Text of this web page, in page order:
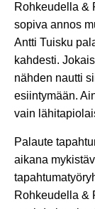
Rohkeudella &
sopiva annos
Antti Tuisku
kahdesti.
nähden nautti
esiintymään.
vain
Palaute
aikana
Rohkeudella &